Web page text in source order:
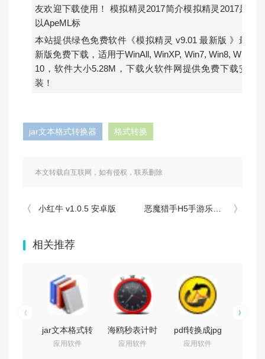
友欢迎下载使用！ 模拟精灵2017简介模拟精灵2017是
以ApeML标
本站提供绿色免费软件《模拟精灵 v9.01 最新版 》最
新版免费下载，适用于WinAll, WinXP, Win7, Win8, Win
10，软件大小5.28M，下载火软件网提供免费下载安
装！
jar文本格式转换器 格式转换
本文转载自互联网，如有侵权，联系删除
小红牛 v1.0.5 安卓版 恶魔猎手H5手游乐嗨嗨版下载 v1.0 安卓版
相关推荐
jar文本格式转
换器 v2.33 免
应用软件
海鸥秒表计时
器 v1.0 绿色
应用软件
pdf转换成jpg
转换器
应用软件